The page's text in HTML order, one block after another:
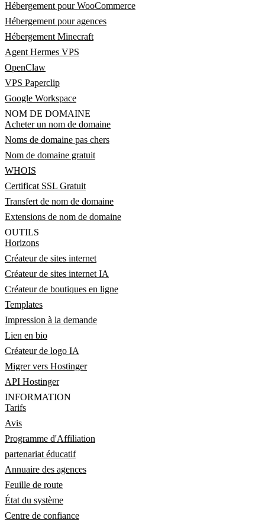
Hébergement pour WooCommerce
Hébergement pour agences
Hébergement Minecraft
Agent Hermes VPS
OpenClaw
VPS Paperclip
Google Workspace
NOM DE DOMAINE
Acheter un nom de domaine
Noms de domaine pas chers
Nom de domaine gratuit
WHOIS
Certificat SSL Gratuit
Transfert de nom de domaine
Extensions de nom de domaine
OUTILS
Horizons
Créateur de sites internet
Créateur de sites internet IA
Créateur de boutiques en ligne
Templates
Impression à la demande
Lien en bio
Créateur de logo IA
Migrer vers Hostinger
API Hostinger
INFORMATION
Tarifs
Avis
Programme d'Affiliation
partenariat éducatif
Annuaire des agences
Feuille de route
État du système
Centre de confiance